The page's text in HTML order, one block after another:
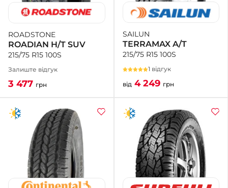
ROADSTONE
ROADIAN H/T SUV
215/75 R15 100S
Залиште відгук
3 477 грн
SAILUN
TERRAMAX A/T
215/75 R15 100S
1 відгук
від 4 249 грн